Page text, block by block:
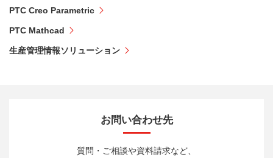
PTC Creo Parametric
PTC Mathcad
生産管理情報ソリューション
お問い合わせ先
質問・ご相談や資料請求など、